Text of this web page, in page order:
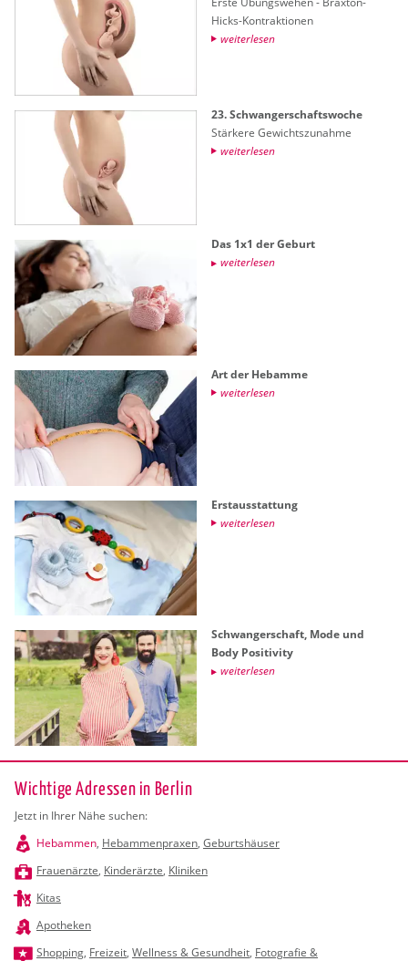
Hicks-Kon­trak­tio­nen
wei­ter­le­sen
23. Schwan­ger­schafts­wo­che
Stär­ke­re Ge­wichts­zu­nah­me
wei­ter­le­sen
Das 1x1 der Ge­burt
wei­ter­le­sen
Art der Heb­am­me
wei­ter­le­sen
Erst­aus­stat­tung
wei­ter­le­sen
Schwan­ger­schaft, Mode und
Body Po­si­ti­vi­ty
wei­ter­le­sen
Wichtige Adressen in Berlin
Jetzt in Ihrer Nähe suchen:
Hebammen, Hebammenpraxen, Geburtshäuser
Frauenärzte, Kinderärzte, Kliniken
Kitas
Apotheken
Shopping, Freizeit, Wellness & Gesundheit, Fotografie &